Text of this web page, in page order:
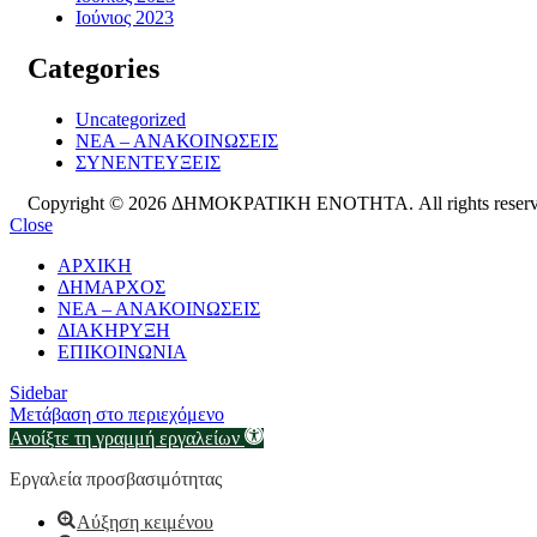
Ιούνιος 2023
Categories
Uncategorized
ΝΕΑ – ΑΝΑΚΟΙΝΩΣΕΙΣ
ΣΥΝΕΝΤΕΥΞΕΙΣ
Copyright © 2026 ΔΗΜΟΚΡΑΤΙΚΗ ΕΝΟΤΗΤΑ. All rights
Close
ΑΡΧΙΚΗ
ΔΗΜΑΡΧΟΣ
ΝΕΑ – ΑΝΑΚΟΙΝΩΣΕΙΣ
ΔΙΑΚΗΡΥΞΗ
ΕΠΙΚΟΙΝΩΝΙΑ
Sidebar
Μετάβαση στο περιεχόμενο
Ανοίξτε τη γραμμή εργαλείων
Εργαλεία προσβασιμότητας
Αύξηση κειμένου